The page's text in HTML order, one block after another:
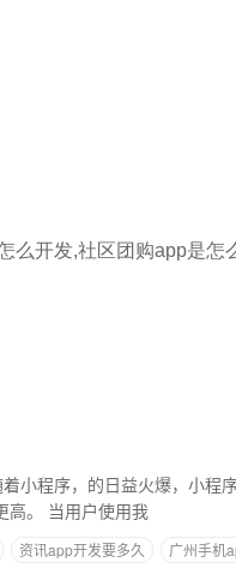
小程序，的日益火爆，小程
必会直接展示在Discovery栏目中，就像现有的“购物”入口一样，甚至更高。 当用户使用我
资讯app开发要多久
广州手机